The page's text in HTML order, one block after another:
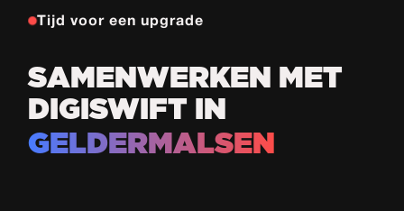
Tijd voor een upgrade
SAMENWERKEN MET
DIGISWIFT IN
GELDERMALSEN